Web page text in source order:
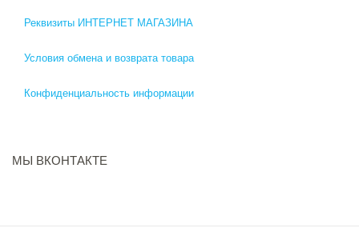
Реквизиты ИНТЕРНЕТ МАГАЗИНА
Условия обмена и возврата товара
Конфиденциальность информации
МЫ ВКОНТАКТЕ